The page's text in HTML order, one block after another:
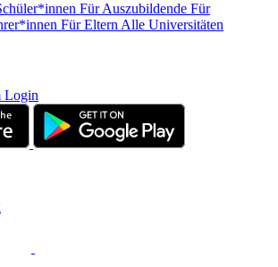
Für Auszubildende Für
Für Eltern Alle Universitäten
Login